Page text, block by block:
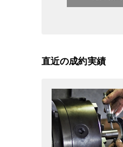
直近の成約実績